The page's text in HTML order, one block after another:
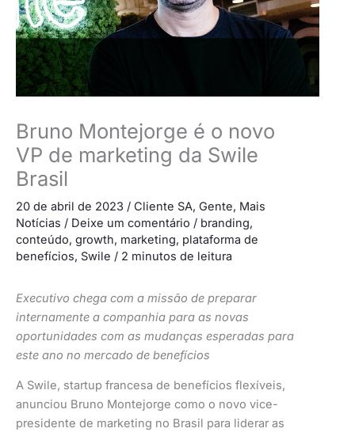
Bruno Montejorge é o novo
VP de marketing da Swile
Brasil
20 de abril de 2023 / Cliente SA, Gente, Mais
Notícias / Deixe um comentário / branding,
conteúdo, growth, marketing, plataforma de
benefícios, Swile / 2 minutos de leitura
Executivo chega com a missão de preparar
internamente a companhia para as novas
oportunidades com as mudanças esperadas para
este ano no mercado de benefícios
A Swile, startup francesa de benefícios flexíveis,
anunciou Bruno Montejorge como o novo vice-
presidente de marketing no Brasil para liderar as